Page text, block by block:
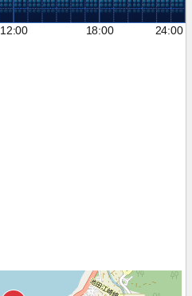
12:00 18:00 24:00